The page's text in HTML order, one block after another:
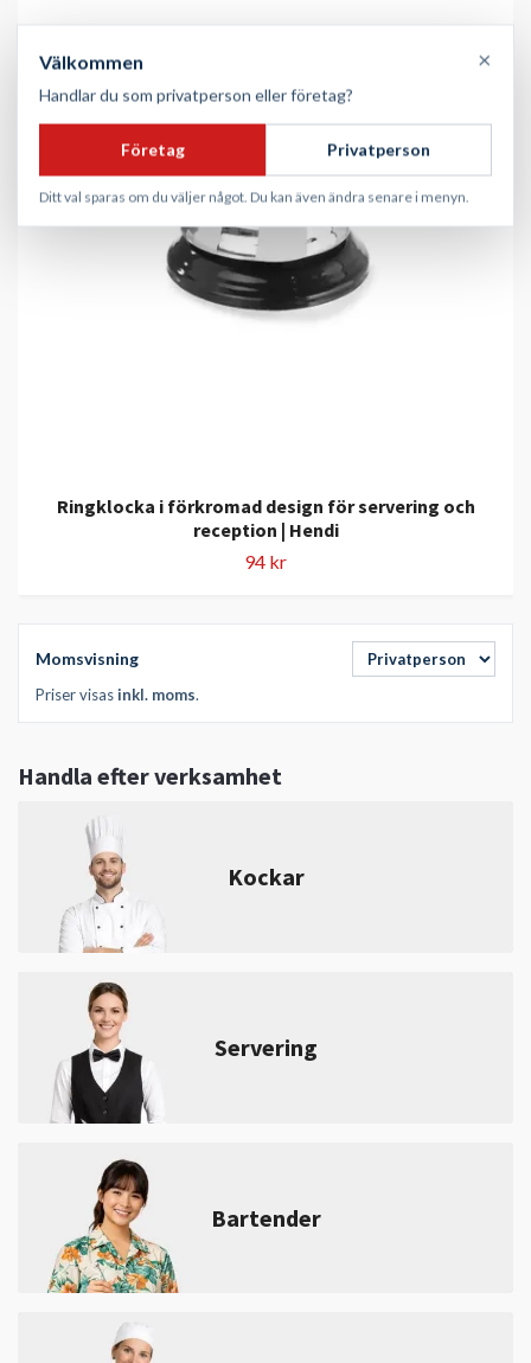
Momsvisning
Priser visasinkl. moms.
Handla efter verksamhet
Kockar
Servering
Bartender
Ringklocka i förkromad design för servering och
reception | Hendi
94 kr
Välkommen ×
Handlar du som privatperson eller företag?
Företag Privatperson
Ditt val sparas om du väljer något. Du kan även ändra senare i menyn.